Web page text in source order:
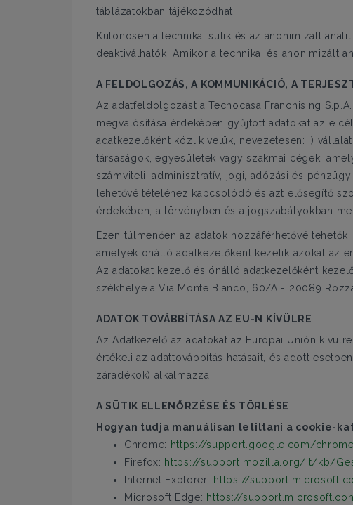
táblázatokban tájékozódhat.
Különösen a technikai sütik és az anonimizált
deaktiválhatók. Amikor a technikai és anonimizált
A FELDOLGOZÁS, A KOMMUNIKÁCIÓ, A
Az adatfeldolgozást a Tecnocasa Franchising
megvalósítása érdekében gyűjtött adatokat az e
adatkezelőként közlik velük, nevezetesen: i)
társaságok, egyesületek vagy szakmai cégek,
számviteli, adminisztratív, jogi, adózási és
lehetővé tételéhez kapcsolódó és azt elősegítő
érdekében, a törvényben és a jogszabályokban
Ezen túlmenően az adatok hozzáférhetővé
amelyek önálló adatkezelőként kezelik azokat az
Az adatokat kezelő és önálló adatkezelőként
székhelye a Via Monte Bianco, 60/A - 20089
ADATOK TOVÁBBÍTÁSA AZ EU-N KÍVÜLRE
Az Adatkezelő az adatokat az Európai Unión
értékeli az adattovábbítás hatásait, és adott
záradékok) alkalmazza.
A SÜTIK ELLENŐRZÉSE ÉS TÖRLÉSE
Hogyan tudja manuálisan letiltani a cookie-
Chrome: https://support.google.com/
Firefox: https://support.mozilla.org/it/kb/
Internet Explorer: https://
Microsoft Edge: https://